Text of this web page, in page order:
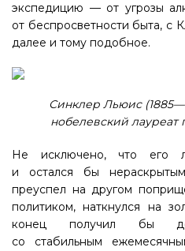
экспедицию — от угрозы
от беспросветности быта, с
далее и тому подобное.
Синклер Льюис
нобелевский лауреат
Не исключено, что его
и остался бы
преуспел на другом
политиком, наткнулся на
конец получил бы
со стабильным